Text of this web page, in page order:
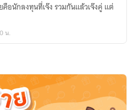
คือนักลงทุนที่เจ๊ง รวมกันแล้วเจ๊งคู่ แต่
น.